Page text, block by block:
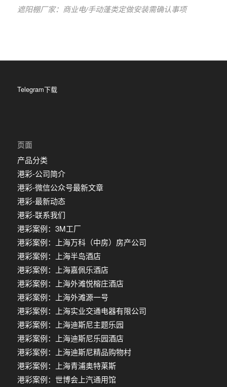
遮阳棚厂家：商业电/手动蓬类定做安装需确认事项
Telegram下载
页面
产品分类
港彩-公司简介
港彩-微信公众号最新文章
港彩-最新动态
港彩-联系我们
港彩案例：3M工厂
港彩案例：上海万科（中房）房产公司
港彩案例：上海半岛酒店
港彩案例：上海嘉佩乐酒店
港彩案例：上海外滩悦榕庄酒店
港彩案例：上海外滩源一号
港彩案例：上海实业交通电器有限公司
港彩案例：上海迪斯尼主题乐园
港彩案例：上海迪斯尼乐园酒店
港彩案例：上海迪斯尼精品购物村
港彩案例：上海青浦奥特莱斯
港彩案例：世博会上汽通用馆